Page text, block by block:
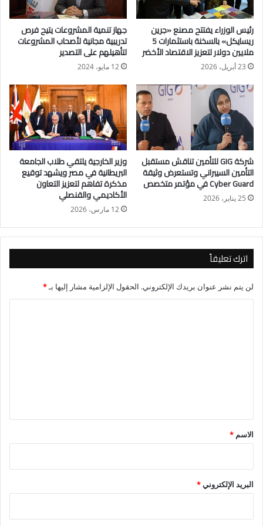
العالم وقادرة على استضافة الفعاليات الدولية.
وأوضح أن أهمية المؤتمر تنبع من التركيز على المواضيع الخاصة
بصناعة التأمين والتي تستهدف رفع مستوى الصناعة وتحديثها
وتابع: إن تحقيق الشمول التأميني يأتي وسط تحديات كبيرة في ظل
ارتفاع الأسعار بخاصة التحديات التي تواجه شركات التأمين، كما
تستهدف أيضا الشركات تحقيق أعلى معدلات التأمين الصحي
الشامل والارتقاء به مع فتح فرص جديدة للشركات باستخدام
الأساليب الحديثة.
كما أشاد بأهمية دور الدول المشاركة في المؤتمر التي وصلت لنحو
16 دولة عربية و17 دولة صديقة، ومشاركه سبعة متحدثين من دول
مختلفة.
رئيس الوزراء يفتتح مصنع «جرين
ريسايكل» بالسخنة باستثمارات 5
ملايين دولار لتعزيز الاقتصاد الأخضر
23 أبريل، 2026
جهاز تنمية المشروعات يتيح فرص
تدريبية مجانية لأصحاب المشروعات
لتأهيلهم على التصدير
12 مايو، 2024
شركة GIG للتأمين تناقش مستقبل
التأمين السيبراني وتستعرض وثيقة
Cyber Guard في مؤتمر متخصص
25 يناير، 2026
وزير الخارجية يلتقي طلاب الجامعة
البريطانية في مصر ويشهد توقيع
مذكرة تفاهم لتعزيز التعاون
الأكاديمي والقنصلي
12 مارس، 2026
اترك تعليقاً
لن يتم نشر عنوان بريدك الإلكتروني. الحقول الإلزامية مشار إليها بـ*
*
الاسم *
البريد الإلكتروني*